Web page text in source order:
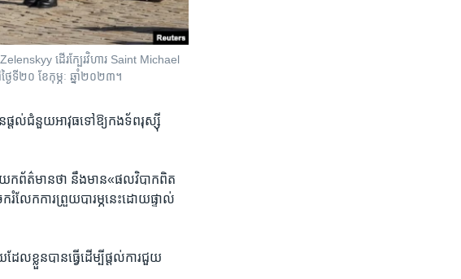
ដើរ​ក្បែរ​វិហារ Saint Michael
ៃទី២០ ខែកុម្ភៈ ឆ្នាំ២០២៣។
ផ្តល់​ជំនួយ​អាវុធ​ទៅ​ឱ្យ​កងទ័ព​រុស្ស៊ី
យកព័ត៌មាន​ថា ​នឹង​មាន«ផលវិបាក​ពិត
លែក​ការព្រួយបារម្ភ​នេះ​ដោយ​ផ្ទាល់​
ខ្លួន​បាន​ធ្វើ​ដើម្បី​ផ្តល់​ការជួយ​